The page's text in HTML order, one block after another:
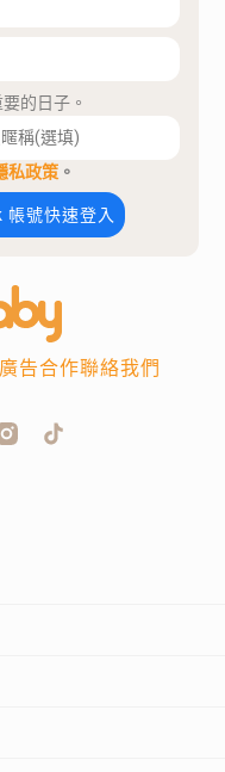
的日子。
私政策 。
帳號快速登入
廣告合作聯絡我們